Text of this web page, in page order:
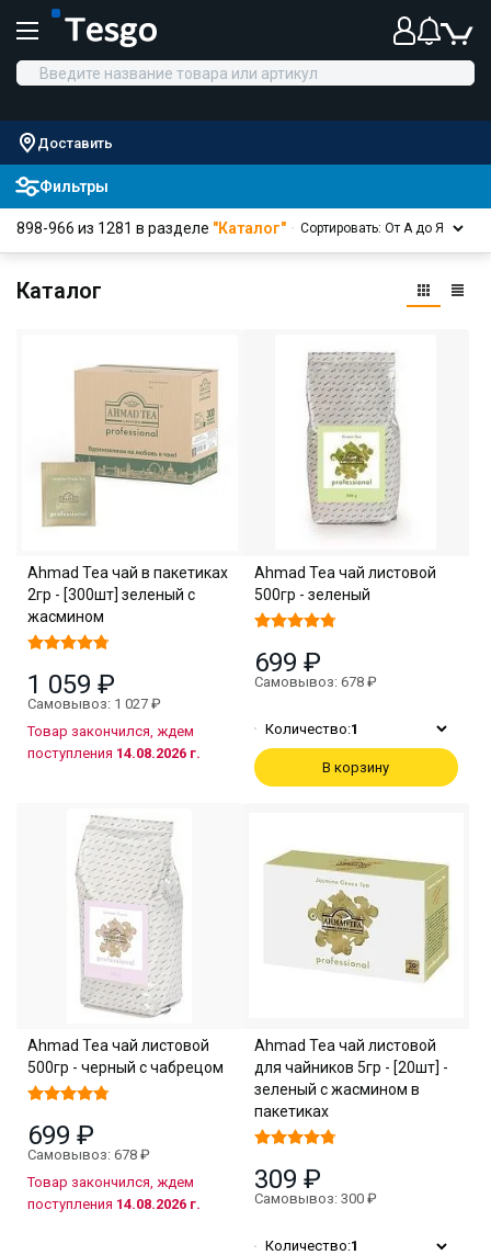
Доставить
Фильтры
898-966 из 1281 в разделе "Каталог" Сортировать: От А до Я
Каталог
Ahmad Tea чaй в пакетиках
2гр - [300шт] зеленый с
жасмином
1 059 ₽
Самовывоз: 1 027 ₽
Товар закончился, ждем
поступления 14.08.2026 г.
Ahmad Tea чай листовой
500гр - зеленый
699 ₽
Самовывоз: 678 ₽
Количество:1
В корзину
Ahmad Tea чай листовой
500гр - черный с чабрецом
699 ₽
Самовывоз: 678 ₽
Товар закончился, ждем
поступления 14.08.2026 г.
Ahmad Tea чай листовой
для чайников 5гр - [20шт] -
зеленый с жасмином в
пакетиках
309 ₽
Самовывоз: 300 ₽
Количество:1